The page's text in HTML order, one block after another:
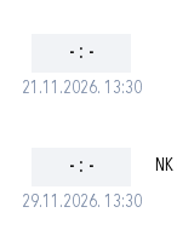
21.11.2026. 13:30
- : -
29.11.2026. 13:30
- : - NK